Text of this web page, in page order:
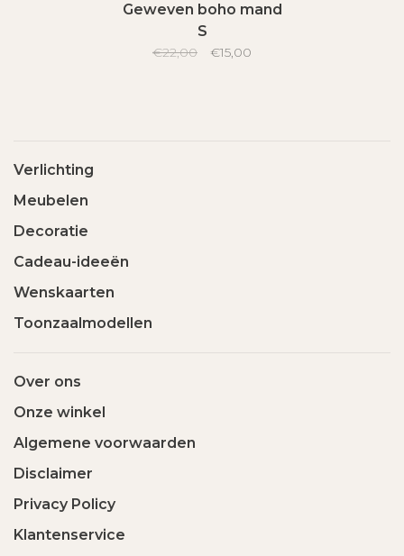
Geweven boho mand
S
€22,00 €15,00
Verlichting
Meubelen
Decoratie
Cadeau-ideeën
Wenskaarten
Toonzaalmodellen
Over ons
Onze winkel
Algemene voorwaarden
Disclaimer
Privacy Policy
Klantenservice